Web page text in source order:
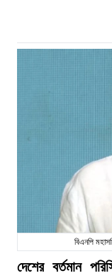
বিএনপি
দেশের বর্তমান